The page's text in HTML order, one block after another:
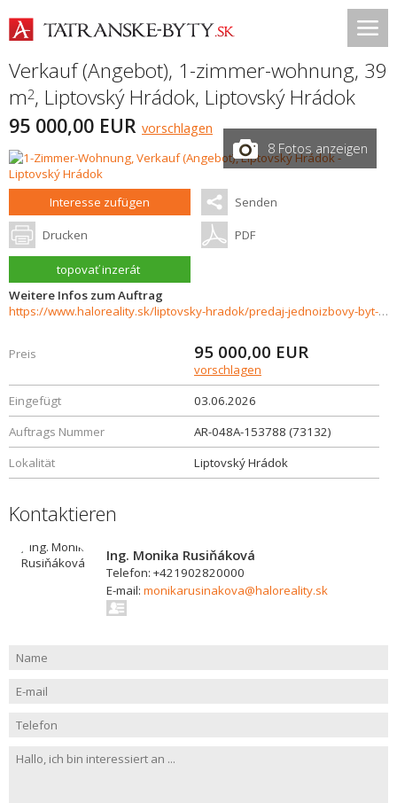
Verkauf (Angebot), 1-zimmer-wohnung, 39
m2, Liptovský Hrádok, Liptovský Hrádok
95 000,00 EUR vorschlagen
8 Fotos anzeigen
Interesse zufügen Senden
Drucken PDF
topovať inzerát
Weitere Infos zum Auftrag
https://www.haloreality.sk/liptovsky-hradok/predaj-jednoizbovy-byt-liptovsky-hradok/73132
Preis 95 000,00 EUR
vorschlagen
Eingefügt
03.06.2026
Auftrags Nummer
AR-048A-153788 (73132)
Lokalität
Liptovský Hrádok
Kontaktieren
Ing. Monika Rusiňáková
Telefon: +421902820000
E-mail: monikarusinakova@haloreality.sk